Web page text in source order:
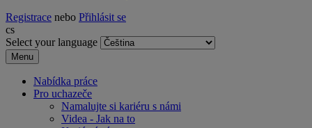
Registrace nebo Přihlásit se
cs
Select your language
Menu
Nabídka práce
Pro uchazeče
Namalujte si kariéru s námi
Videa - Jak na to